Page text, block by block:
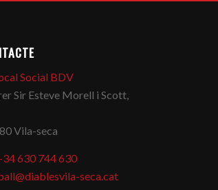
Social BDV
Sir Esteve Morell i Scott,
Vila-seca
630 744 630
seca.cat